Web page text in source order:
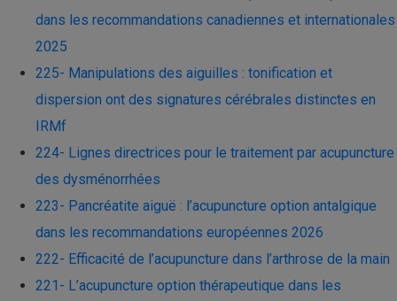
dans les recommandations canadiennes et internationales
2025
225- Manipulations des aiguilles : tonification et
dispersion ont des signatures cérébrales distinctes en
IRMf
224- Lignes directrices pour le traitement par acupuncture
des dysménorrhées
223- Pancréatite aiguë : l’acupuncture option antalgique
dans les recommandations européennes 2026
222- Efficacité de l’acupuncture dans l’arthrose de la main
221- L’acupuncture option thérapeutique dans les